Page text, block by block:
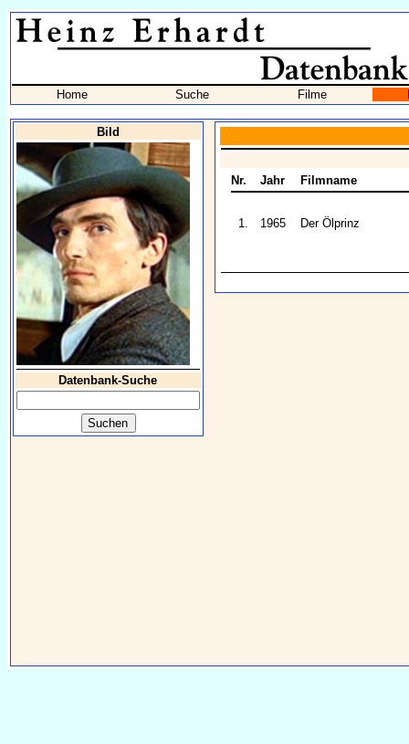
Home Suche Filme
Bild
Datenbank-Suche
Nr. Jahr Filmname
1. 1965 Der Ölprinz